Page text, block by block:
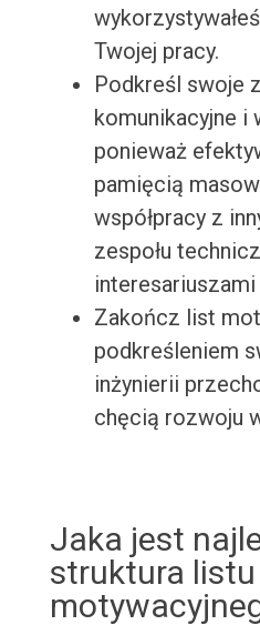
Twojej pracy.
Podkreśl swoje
komunikacyjne i
ponieważ
pamięcią
współpracy z
zespołu
Zakończ list
podkreśleniem
inżynierii
chęcią rozwoju
Jaka jest
struktura listu